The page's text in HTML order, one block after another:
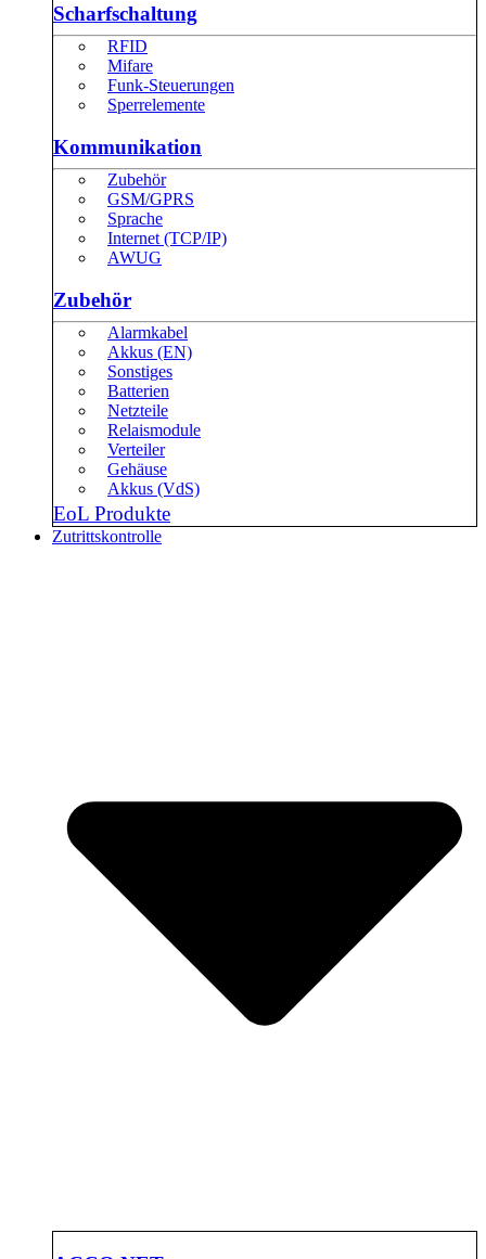
Scharfschaltung
RFID
Mifare
Funk-Steuerungen
Sperrelemente
Kommunikation
Zubehör
GSM/GPRS
Sprache
Internet (TCP/IP)
AWUG
Zubehör
Alarmkabel
Akkus (EN)
Sonstiges
Batterien
Netzteile
Relaismodule
Verteiler
Gehäuse
Akkus (VdS)
EoL Produkte
Zutrittskontrolle